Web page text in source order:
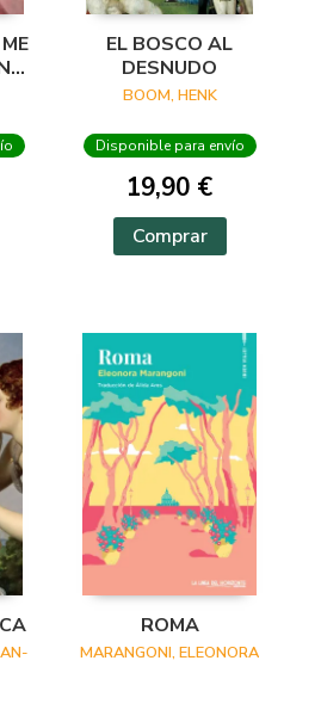
EL BOSCO AL
DESNUDO
BOOM, HENK
Disponible para envío
19,90 €
Comprar
ROMA
MARANGONI, ELEONORA